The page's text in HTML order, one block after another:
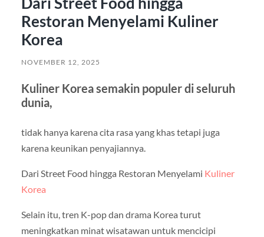
Restoran Menyelami Kuliner
Korea
NOVEMBER 12, 2025
Kuliner Korea semakin populer di seluruh
dunia,
tidak hanya karena cita rasa yang khas tetapi juga
karena keunikan penyajiannya.
Dari Street Food hingga Restoran Menyelami Kuliner
Korea
Selain itu, tren K-pop dan drama Korea turut
meningkatkan minat wisatawan untuk mencicipi